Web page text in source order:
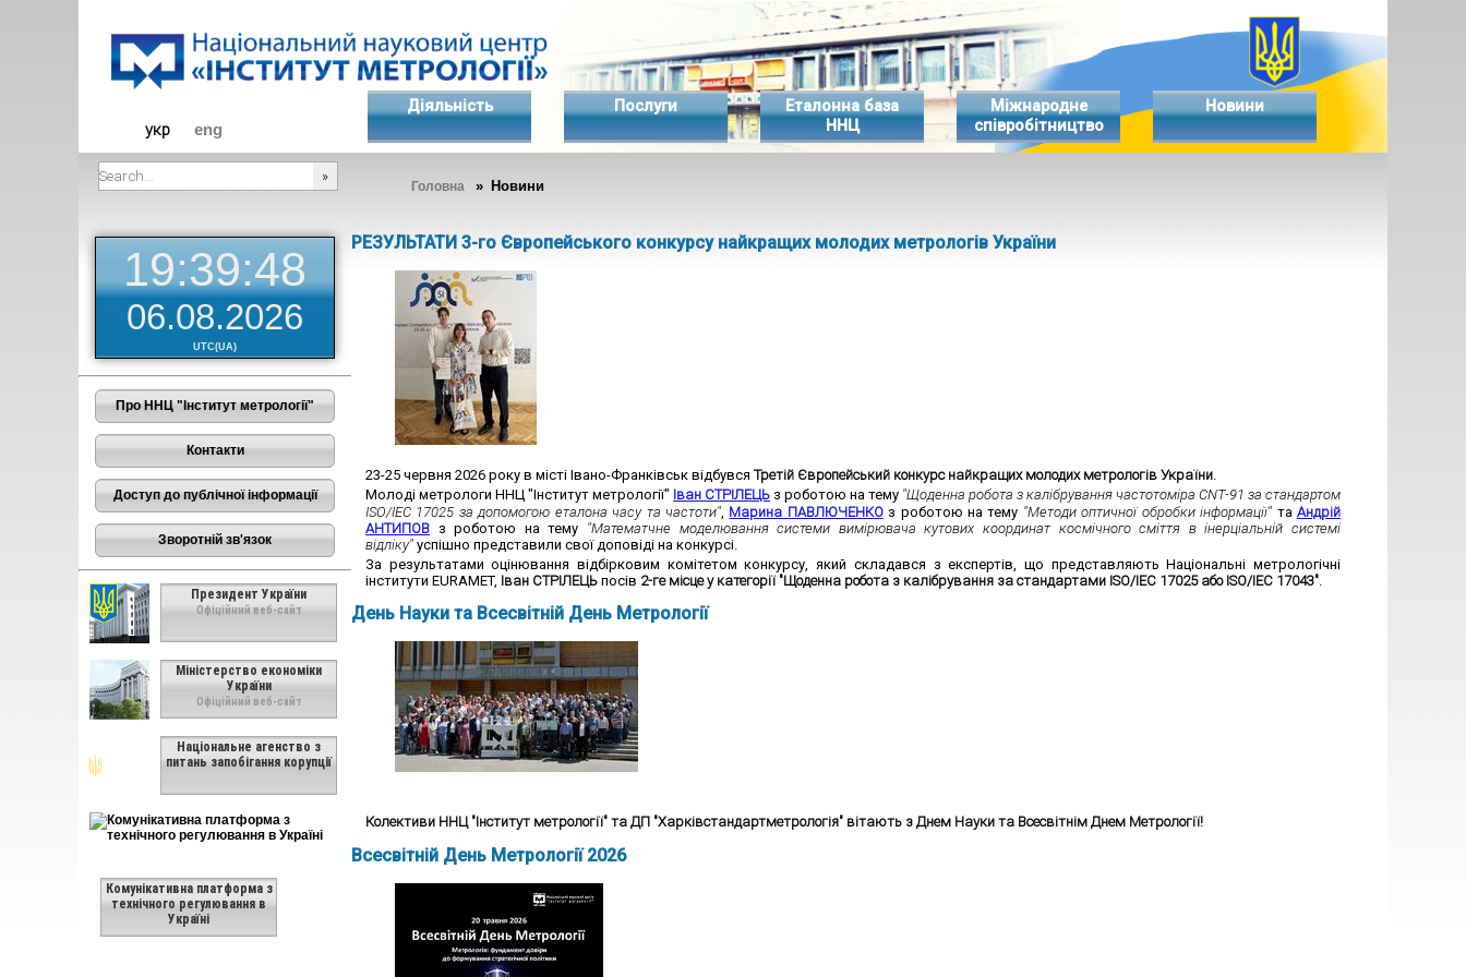
укр eng
Діяльність Послуги
Еталонна база
ННЦ
Міжнародне
співробітництво
Новини
Головна » Новини
19:39:48
06.08.2026
UTC(UA)
Про ННЦ "Інститут метрології"
Контакти
Доступ до публічної інформації
Зворотній зв'язок
Президент України
Офіційний веб-сайт
Міністерство економіки
України
Офіційний веб-сайт
Національне агенство з
питань запобігання корупції
Комунікативна платформа з
технічного регулювання в
Україні
РЕЗУЛЬТАТИ 3-го Європейського конкурсу найкращих молодих метрологів України
23-25 червня 2026 року в місті Івано-Франківськ відбувся Третій Європейський конкурс найкращих молодих метрологів України.
Молоді метрологи ННЦ "Інститут метрології" Іван СТРІЛЕЦЬ з роботою на тему "Щоденна робота з калібрування частотоміра CNT-91 за стандартом
ISO/IEC 17025 за допомогою еталона часу та частоти", Марина ПАВЛЮЧЕНКОз роботою на тему "Методи оптичної обробки інформації" таАндрій
АНТИПОВ з роботою на тему "Математчне моделювання системи вимірювача кутових координат космічного сміття в інерціальній системі
відліку" успішно представили свої доповіді на конкурсі.
За результатами оцінювання відбірковим комітетом конкурсу, який складався з експертів, що представляють Національні метрологічні
інститути EURAMET, Іван СТРІЛЕЦЬ посів 2-ге місце у категорії "Щоденна робота з калібрування за стандартами ISO/IEC 17025 або ISO/IEC 17043".
День Науки та Всесвітній День Метрології
Колективи ННЦ "Інститут метрології" та ДП "Харківстандартметрологія" вітають з Днем Науки та Всесвітнім Днем Метрології!
Всесвітній День Метрології 2026